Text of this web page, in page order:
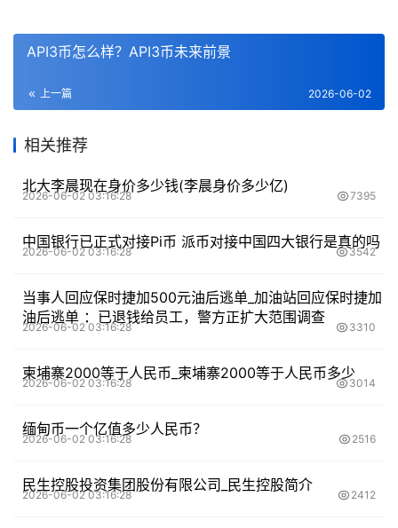
API3币怎么样？API3币未来前景
上一篇 2026-06-02
相关推荐
北大李晨现在身价多少钱(李晨身价多少亿)
2026-06-02 03:16:28 7395
中国银行已正式对接Pi币 派币对接中国四大银行是真的吗
2026-06-02 03:16:28 3542
当事人回应保时捷加500元油后逃单_加油站回应保时捷加
油后逃单 ：已退钱给员工，警方正扩大范围调查
2026-06-02 03:16:28 3310
柬埔寨2000等于人民币_柬埔寨2000等于人民币多少
2026-06-02 03:16:28 3014
缅甸币一个亿值多少人民币？
2026-06-02 03:16:28 2516
民生控股投资集团股份有限公司_民生控股简介
2026-06-02 03:16:28 2412